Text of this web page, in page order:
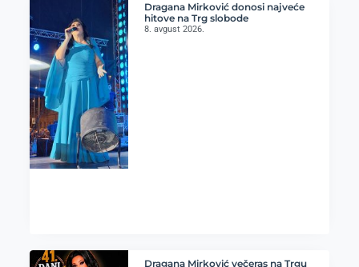
Dragana Mirković donosi najveće
hitove na Trg slobode
8. avgust 2026.
Dragana Mirković večeras na Trgu